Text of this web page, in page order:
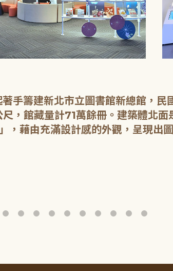
手籌建新北市立圖書館新總館，
，館藏量計71萬餘冊。建築體北
，藉由充滿設計感的外觀，呈現出